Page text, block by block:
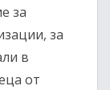
за
за
в
от